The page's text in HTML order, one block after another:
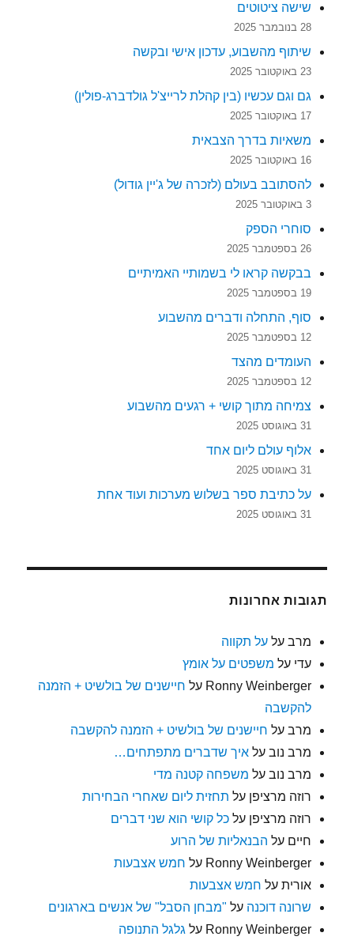
שישה ציטוטים
28 בנובמבר 2025
שיתוף מהשבוע, עדכון אישי ובקשה
23 באוקטובר 2025
גם וגם עכשיו (בין קהלת לרייצ'ל גולדברג-פולין)
17 באוקטובר 2025
משאיות בדרך הצבאית
16 באוקטובר 2025
להסתובב בעולם (לזכרה של ג'יין גודול)
3 באוקטובר 2025
סוחרי הספק
26 בספטמבר 2025
בבקשה קראו לי בשמותיי האמיתיים
19 בספטמבר 2025
סוף, התחלה ודברים מהשבוע
12 בספטמבר 2025
העומדים מהצד
12 בספטמבר 2025
צמיחה מתוך קושי + רגעים מהשבוע
31 באוגוסט 2025
אלוף עולם ליום אחד
31 באוגוסט 2025
על כתיבת ספר בשלוש מערכות ועוד אחת
31 באוגוסט 2025
תגובות אחרונות
מרב עלעל תקווה
עדי על משפטים על אומץ
Ronny Weinberger על חיישנים של בולשיט + הזמנה
להקשבה
מרב על חיישנים של בולשיט + הזמנה להקשבה
מרב נוב עלאיך שדברים מתפתחים…
מרב נוב על משפחה קטנה מדי
רוזה מרציפן על תחזית ליום שאחרי הבחירות
רוזה מרציפן עלכל קושי הוא שני דברים
חיים על הבנאליות של הרוע
Ronny Weinberger על חמש אצבעות
אורית על חמש אצבעות
שרונה דוכנה על "מבחן הסבל" של אנשים בארגונים
Ronny Weinberger על גלגל התנופה